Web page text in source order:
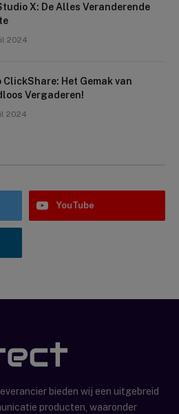
X: De Alles Veranderende
2024
ClickShare: Het Gemak van
Vergaderen!
2024
YouTube
bieden wij een uitgebreid
producten, waaronder